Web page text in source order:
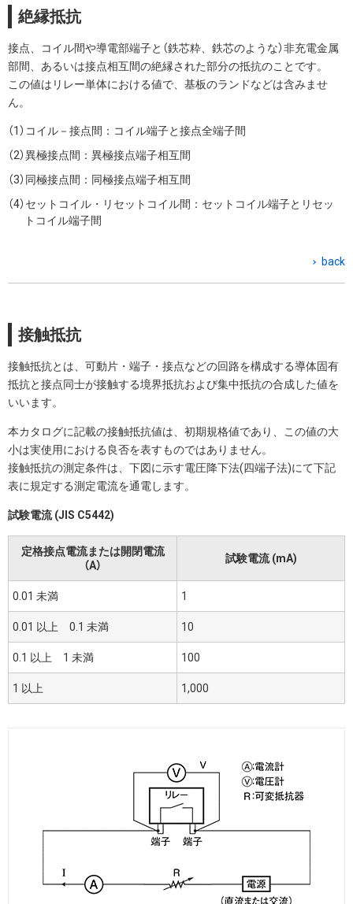
絶縁抵抗
接点、コイル間や導電部端子と（鉄芯粋、鉄芯のような）非充電金属
部間、あるいは接点相互間の絶縁された部分の抵抗のことです。
この値はリレー単体における値で、基板のランドなどは含みませ
ん。
コイル－接点間：コイル端子と接点全端子間
異極接点間：異極接点端子相互間
同極接点間：同極接点端子相互間
セットコイル・リセットコイル間：セットコイル端子とリセッ
トコイル端子間
back
接触抵抗
接触抵抗とは、可動片・端子・接点などの回路を構成する導体固有
抵抗と接点同士が接触する境界抵抗および集中抵抗の合成した値を
いいます。
本カタログに記載の接触抵抗値は、初期規格値であり、この値の大
小は実使用における良否を表すものではありません。
接触抵抗の測定条件は、下図に示す電圧降下法(四端子法)にて下記
表に規定する測定電流を通電します。
試験電流 (JIS C5442)
定格接点電流または開閉電流
（A）
試験電流 (mA)
0.01 未満 1
0.01 以上 0.1 未満 10
0.1 以上 1 未満 100
1 以上 1,000